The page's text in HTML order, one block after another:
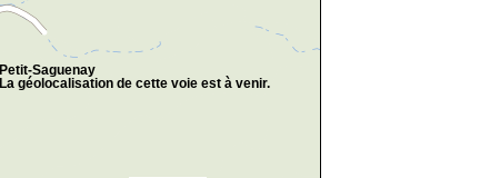
Petit-Saguenay
La géolocalisation de cette voie est à venir.